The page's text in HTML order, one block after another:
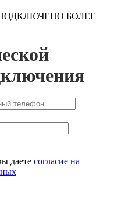
БОЛЕЕ
даете согласие на